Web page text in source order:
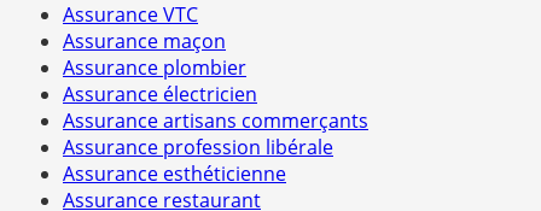
Assurance VTC
Assurance maçon
Assurance plombier
Assurance électricien
Assurance artisans commerçants
Assurance profession libérale
Assurance esthéticienne
Assurance restaurant